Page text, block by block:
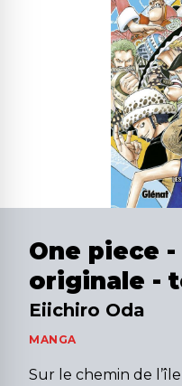
One piece
originale -
Eiichiro Oda
MANGA
Sur le chemin de